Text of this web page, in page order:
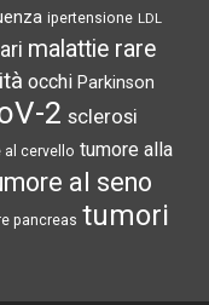
ipertensione LDL
malattie rare
occhi Parkinson
2 sclerosi
al cervello tumore alla
al seno
pancreas tumori